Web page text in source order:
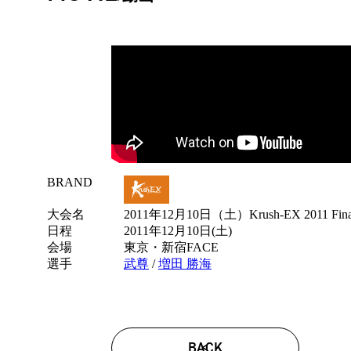
BRAND
大会名
2011年12月10日（土）Krush-EX 2011
日程
2011年12月10日(土)
会場
東京・新宿FACE
選手
武尊 /増田 勝海